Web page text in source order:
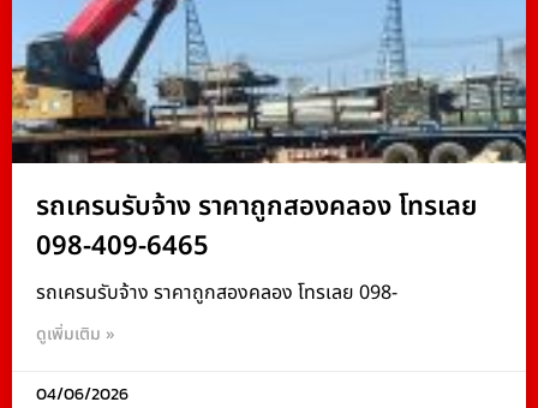
รถเครนรับจ้าง ราคาถูกสองคลอง โทรเลย
098-409-6465
รถเครนรับจ้าง ราคาถูกสองคลอง โทรเลย 098-
ดูเพิ่มเติม »
04/06/2026